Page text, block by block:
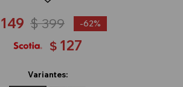
149 $399 62
$ 127
Variantes: